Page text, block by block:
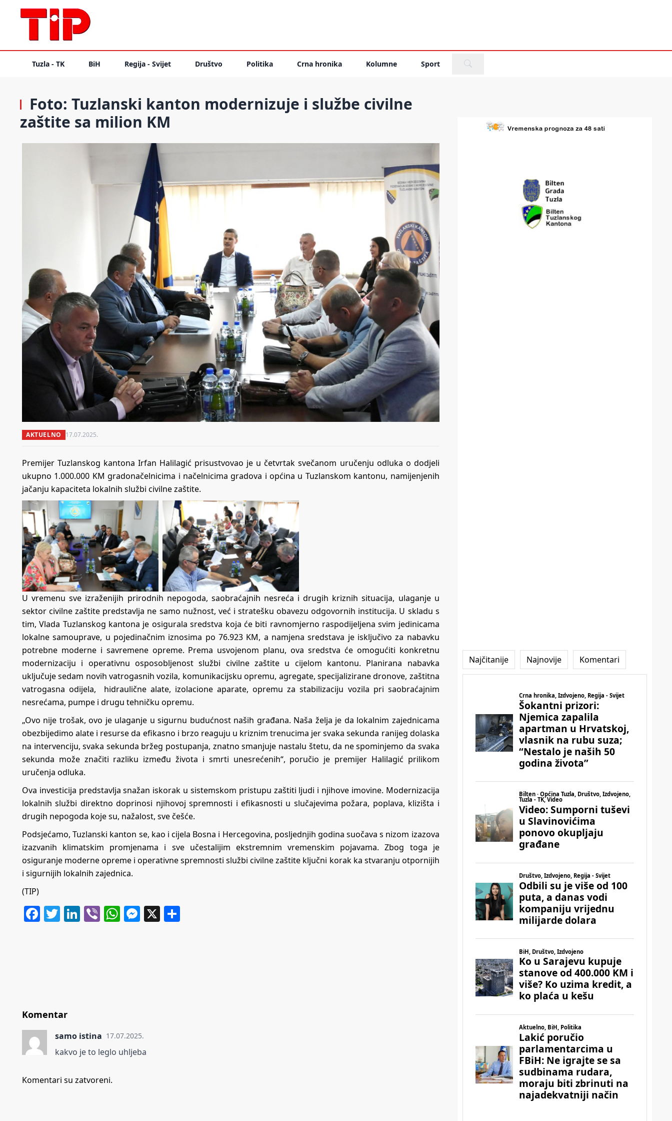
Tuzla - TK BiH Regija - Svijet Društvo Politika Crna hronika Kolumne Sport
Foto: Tuzlanski kanton modernizuje i službe civilne
zaštite sa milion KM
AKTUELNO 17.07.2025.
Premijer Tuzlanskog kantona Irfan Halilagić prisustvovao je u četvrtak svečanom uručenju odluka o dodjeli
ukupno 1.000.000 KM gradonačelnicima i načelnicima gradova i općina u Tuzlanskom kantonu, namijenjenih
jačanju kapaciteta lokalnih službi civilne zaštite.
U vremenu sve izraženijih prirodnih nepogoda, saobraćajnih nesreća i drugih kriznih situacija, ulaganje u
sektor civilne zaštite predstavlja ne samo nužnost, već i stratešku obavezu odgovornih institucija. U skladu s
tim, Vlada Tuzlanskog kantona je osigurala sredstva koja će biti ravnomjerno raspodijeljena svim jedinicama
lokalne samouprave, u pojedinačnim iznosima po 76.923 KM, a namjena sredstava je isključivo za nabavku
potrebne moderne i savremene opreme. Prema usvojenom planu, ova sredstva će omogućiti konkretnu
modernizaciju i operativnu osposobljenost službi civilne zaštite u cijelom kantonu. Planirana nabavka
uključuje sedam novih vatrogasnih vozila, komunikacijsku opremu, agregate, specijalizirane dronove, zaštitna
vatrogasna odijela, hidraulične alate, izolacione aparate, opremu za stabilizaciju vozila pri saobraćajnim
nesrećama, pumpe i drugu tehničku opremu.
„Ovo nije trošak, ovo je ulaganje u sigurnu budućnost naših građana. Naša želja je da lokalnim zajednicama
obezbijedimo alate i resurse da efikasno i brzo reaguju u kriznim trenucima jer svaka sekunda ranijeg dolaska
na intervenciju, svaka sekunda bržeg postupanja, znatno smanjuje nastalu štetu, da ne spominjemo da svaka
sekunda može značiti razliku između života i smrti unesrećenih“, poručio je premijer Halilagić prilikom
uručenja odluka.
Ova investicija predstavlja snažan iskorak u sistemskom pristupu zaštiti ljudi i njihove imovine. Modernizacija
lokalnih službi direktno doprinosi njihovoj spremnosti i efikasnosti u slučajevima požara, poplava, klizišta i
drugih nepogoda koje su, nažalost, sve češće.
Podsjećamo, Tuzlanski kanton se, kao i cijela Bosna i Hercegovina, posljednjih godina suočava s nizom izazova
izazvanih klimatskim promjenama i sve učestalijim ekstremnim vremenskim pojavama. Zbog toga je
osiguranje moderne opreme i operativne spremnosti službi civilne zaštite ključni korak ka stvaranju otpornijih
i sigurnijih lokalnih zajednica.
(TIP)
Facebook
Twitter
LinkedIn
ViberWhatsApp
Messenger
X
Komentar
samo istina 17.07.2025.
kakvo je to leglo uhljeba
Komentari su zatvoreni.
Najčitanije Najnovije Komentari